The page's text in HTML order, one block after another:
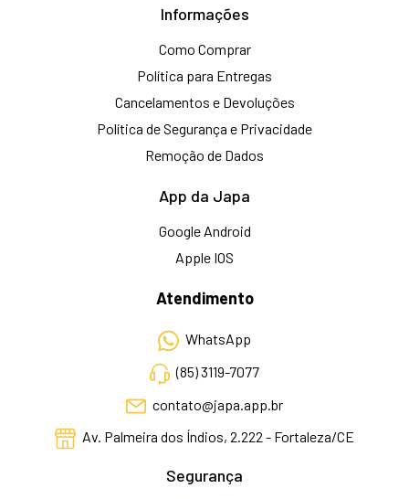
Informações
Como Comprar
Política para Entregas
Cancelamentos e Devoluções
Política de Segurança e Privacidade
Remoção de Dados
App da Japa
Google Android
Apple IOS
Atendimento
WhatsApp
(85) 3119-7077
contato@japa.app.br
Av. Palmeira dos Índios, 2.222 - Fortaleza/CE
Segurança